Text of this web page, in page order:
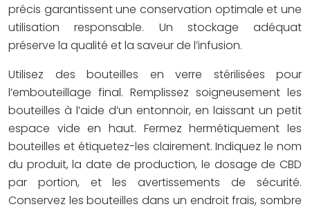
précis garantissent une conservation optimale et une
utilisation responsable. Un stockage adéquat
préserve la qualité et la saveur de l’infusion.
Utilisez des bouteilles en verre stérilisées pour
l’embouteillage final. Remplissez soigneusement les
bouteilles à l’aide d’un entonnoir, en laissant un petit
espace vide en haut. Fermez hermétiquement les
bouteilles et étiquetez-les clairement. Indiquez le nom
du produit, la date de production, le dosage de CBD
par portion, et les avertissements de sécurité.
Conservez les bouteilles dans un endroit frais, sombre